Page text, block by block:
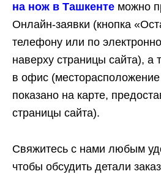
на нож в Ташкенте можно
Онлайн-заявки (кнопка
телефону или по
наверху страницы сайта), а
в офис
показано на карте,
страницы сайта).
Свяжитесь с нами любым
чтобы обсудить детали